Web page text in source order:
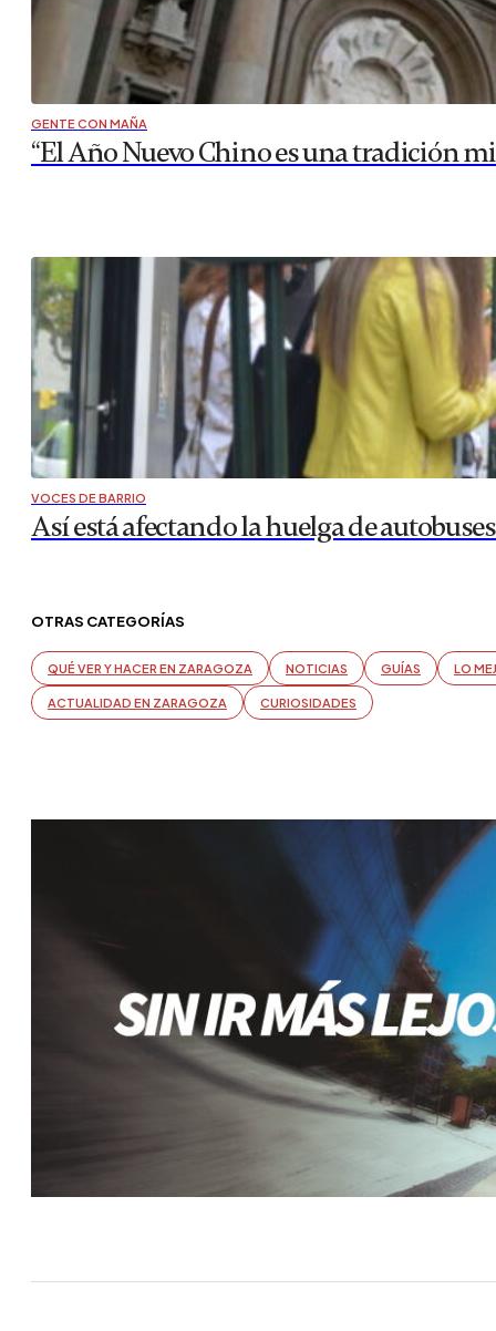
GENTE CON MAÑA
“El Año Nuevo Chino es una tradición
VOCES DE BARRIO
Así está afectando la huelga de
OTRAS CATEGORÍAS
QUÉ VER Y HACER EN ZARAGOZA NOTICIAS GUÍAS LO
ACTUALIDAD EN ZARAGOZA CURIOSIDADES